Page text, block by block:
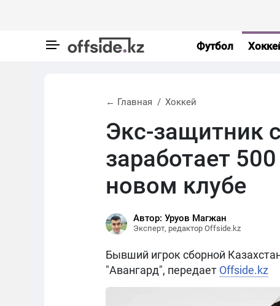
Футбол
← Главная Хоккей
Экс-защитник
заработает
новом клубе
Автор: Уруов Магжан
Эксперт, редактор Offside.kz
Бывший игрок сборной
"Авангард", передает Offside.kz